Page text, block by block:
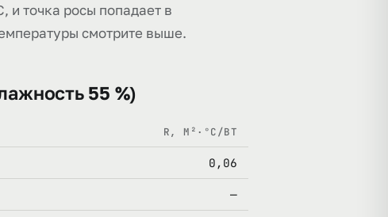
и точка росы попадает в
смотрите выше.
55 %)
R, М²·°C/ВТ
0,06
—